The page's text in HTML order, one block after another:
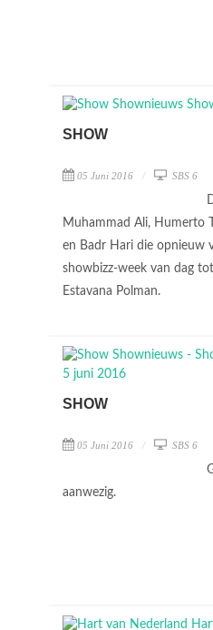
SHOW
05 Juni 2016 SBS 6
Muhammad Ali, Humerto
en Badr Hari die opnieuw
showbizz-week van dag
Estavana Polman.
SHOW
05 Juni 2016 SBS 6
aanwezig.